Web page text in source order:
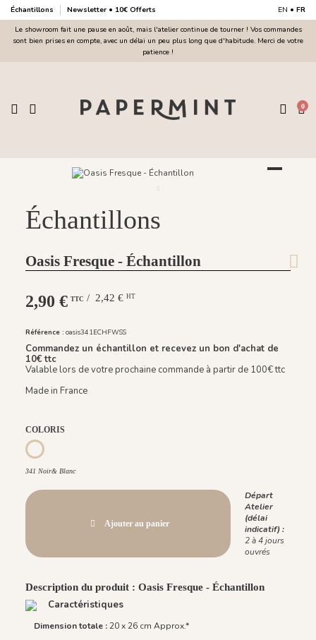
Échantillons Newsletter • 10€ Offerts EN • FR
Le showroom fait une pause en août, mais l'atelier continue de tourner ! Vos commandes
sont bien prises en compte, avec un délai un peu plus long que d'habitude. Merci de votre
patience !
0
Échantillons
Oasis Fresque - Échantillon
2,90 € TTC / 2,42 € HT
Référence : oasis341ECHFWSS
Commandez un échantillon et recevez un bon d'achat de
10€ ttc
Valable lors de votre prochaine commande à partir de 100€ ttc
Made in France
COLORIS
341 Noir& Blanc
341 Noir& Blanc
Ajouter au panier
Départ
Atelier
(délai
indicatif) :
2 à 4 jours
ouvrés
Description du produit : Oasis Fresque - Échantillon
Caractéristiques
Dimension totale :20 x 26 cm Approx.*